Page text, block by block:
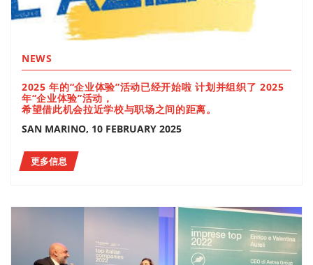
NEWS
2025 年的“企业体验”活动已经开始啦 计划并组织了 2025
年“企业体验”活动，
希望借此机会拉近学校与职场之间的距离。
SAN MARINO, 10 FEBRUARY 2025
更多信息